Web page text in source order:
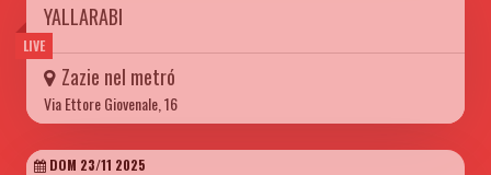
LIVE
YALLARABI
Zazie nel metró
Via Ettore Giovenale, 16
DOM 23/11 2025